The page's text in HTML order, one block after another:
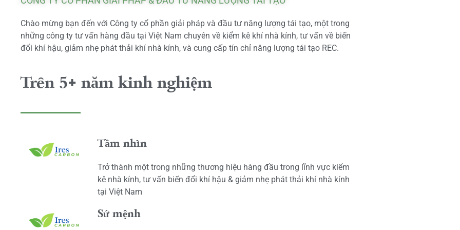
Chào mừng bạn đến với Công ty cổ phần giải pháp và đầu tư năng lượng tái tạo, một trong
những công ty tư vấn hàng đầu tại Việt Nam chuyên về kiểm kê khí nhà kính, tư vấn về biến
đổi khí hậu, giảm nhẹ phát thải khí nhà kính, và cung cấp tín chỉ năng lượng tái tạo REC.
Trên 5+ năm kinh nghiệm
Tầm nhìn
Trở thành một trong những thương hiệu hàng đầu trong lĩnh vực kiểm
kê nhà kính, tư vấn biến đổi khí hậu & giảm nhẹ phát thải khí nhà kính
tại Việt Nam
Sứ mệnh